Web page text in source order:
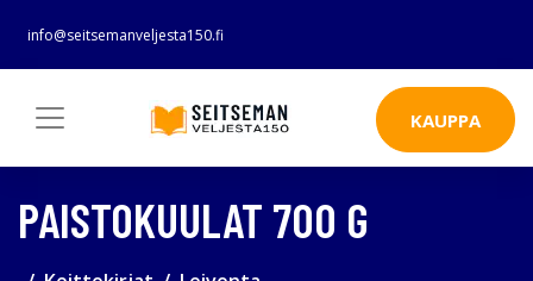
info@seitsemanveljesta150.fi
KAUPPA
PAISTOKUULAT 700 G